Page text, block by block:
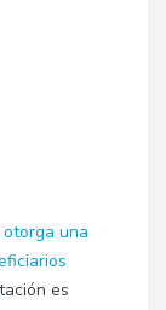
una
es